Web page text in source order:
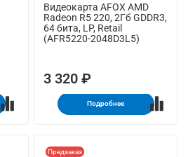
Видеокарта AFOX AMD
Radeon R5 220, 2Гб GDDR3,
64 бита, LP, Retail
(AFR5220-2048D3L5)
3 320 ₽
Подробнее
Предзаказ